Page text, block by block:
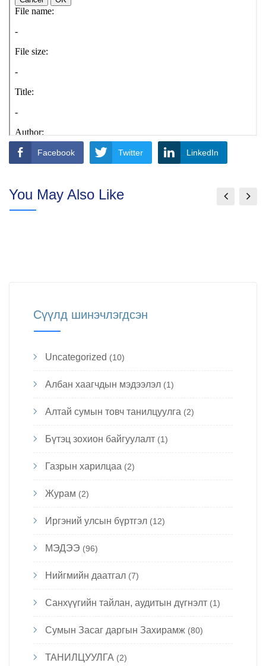
Facebook Twitter LinkedIn
You May Also Like
Сүүлд шинэчлэгдсэн
Uncategorized (10)
Албан хаагчдын мэдээлэл (1)
Алтай сумын товч танилцуулга (2)
Бүтэц зохион байгуулалт (1)
Газрын харилцаа (2)
Журам (2)
Иргэний улсын бүртгэл (12)
МЭДЭЭ (96)
Нийгмийн даатгал (7)
Санхүүгийн тайлан, аудитын дүгнэлт (1)
Сумын Засаг даргын Захирамж (80)
ТАНИЛЦУУЛГА (2)